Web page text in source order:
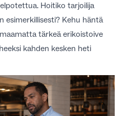
Hoitiko tarjoilija
esimerkillisesti? Kehu häntä
tärkeä erikoistoive
kahden kesken heti